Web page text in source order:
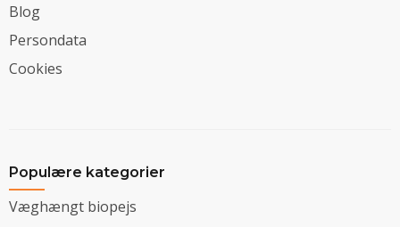
Blog
Persondata
Cookies
Populære kategorier
Væghængt biopejs